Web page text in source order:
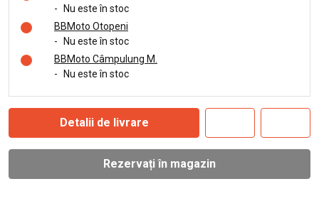
-
Nu este în stoc
BBMoto Otopeni
-
Nu este în stoc
BBMoto Câmpulung M.
-
Nu este în stoc
Detalii de livrare
Rezervați în magazin